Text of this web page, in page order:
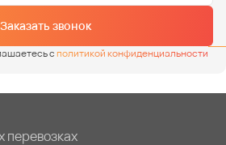
Заказать звонок
сполитикой конфиденциальности
перевозках